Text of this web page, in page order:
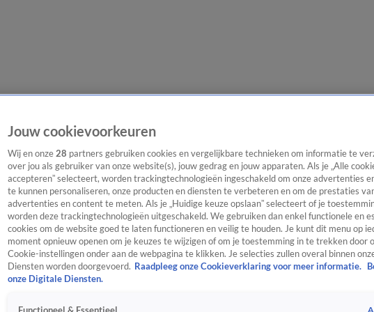
PodcastPanelContact
Jouw cookievoorkeuren
Wij en onze 28 partners gebruiken cookies en vergelijkbare technieken om informatie te
over jou als gebruiker van onze website(s), jouw gedrag en jouw apparaten. Als je „Alle
accepteren” selecteert, worden trackingtechnologieën ingeschakeld om onze advertenties
te kunnen personaliseren, onze producten en diensten te verbeteren en om de prestaties
advertenties en content te meten. Als je „Huidige keuze opslaan” selecteert of je
worden deze trackingtechnologieën uitgeschakeld. We gebruiken dan enkel functionele en
cookies om de website goed te laten functioneren en veilig te houden. Je kunt dit menu op
moment opnieuw openen om je keuzes te wijzigen of om je toestemming in te trekken door
Cookie-instellingen onder aan de webpagina te klikken. Je selecties zullen overal binnen
Diensten worden doorgevoerd. Raadpleeg onze Cookieverklaring voor meer informatie.
onze Digitale Diensten.